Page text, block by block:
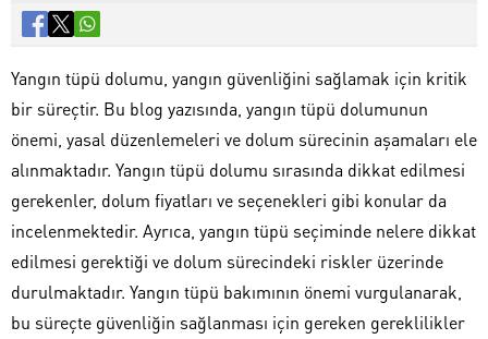
Yangın tüpü dolumu, yangın güvenliğini sağlamak için kritik
bir süreçtir. Bu blog yazısında, yangın tüpü dolumunun
önemi, yasal düzenlemeleri ve dolum sürecinin aşamaları ele
alınmaktadır. Yangın tüpü dolumu sırasında dikkat edilmesi
gerekenler, dolum fiyatları ve seçenekleri gibi konular da
incelenmektedir. Ayrıca, yangın tüpü seçiminde nelere dikkat
edilmesi gerektiği ve dolum sürecindeki riskler üzerinde
durulmaktadır. Yangın tüpü bakımının önemi vurgulanarak,
bu süreçte güvenliğin sağlanması için gereken gereklilikler